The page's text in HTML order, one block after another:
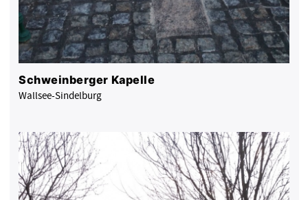
Schweinberger Kapelle
Wallsee-Sindelburg